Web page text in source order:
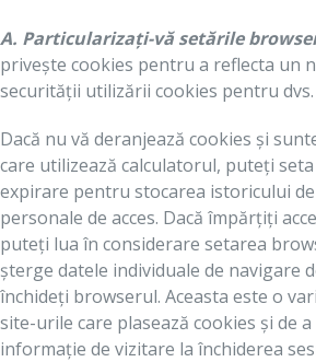
A. Particularizați-vă setările
privește cookies pentru a reflecta un
securității utilizării cookies pentru dvs.
Dacă nu vă deranjează cookies și
care utilizează calculatorul, puteți
expirare pentru stocarea istoricului
personale de acces. Dacă împărțiți
puteți lua în considerare setarea
șterge datele individuale de navigare
închideți browserul. Aceasta este o
site-urile care plasează cookies și de
informație de vizitare la închiderea